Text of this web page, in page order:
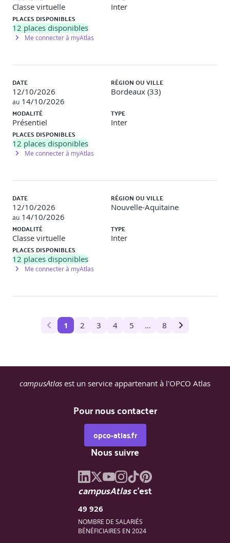
Classe virtuelle Inter
PLACES DISPONIBLES
12 places disponibles
Me connecter à myAtlas
DATE
12/10/2026
au 14/10/2026
RÉGION OU VILLE
Bordeaux (33)
MODALITÉ
Présentiel
TYPE
Inter
PLACES DISPONIBLES
12 places disponibles
Me connecter à myAtlas
DATE
12/10/2026
au 14/10/2026
RÉGION OU VILLE
Nouvelle-Aquitaine
MODALITÉ
Classe virtuelle
TYPE
Inter
PLACES DISPONIBLES
12 places disponibles
Me connecter à myAtlas
1 2 3 4 5 … 8
campusAtlas est un service appartenant à l'OPCO Atlas
Pour nous contacter
opco-atlas.fr
Nous suivre
campusAtlasc'est
49 926
NOMBRE DE SALARIÉS
BÉNÉFICIAIRES EN 2024